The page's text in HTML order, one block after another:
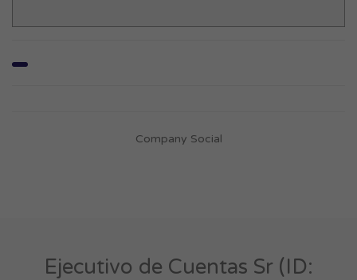
Company Social
Ejecutivo de Cuentas Sr (ID: